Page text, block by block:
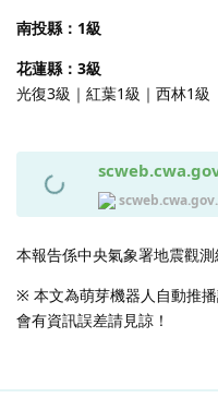
南投縣：1級
花蓮縣：3級
光復3級｜紅葉1級｜西林1級
本報告係中央氣象署地震觀測
※ 本文為萌芽機器人自動推
會有資訊誤差請見諒！